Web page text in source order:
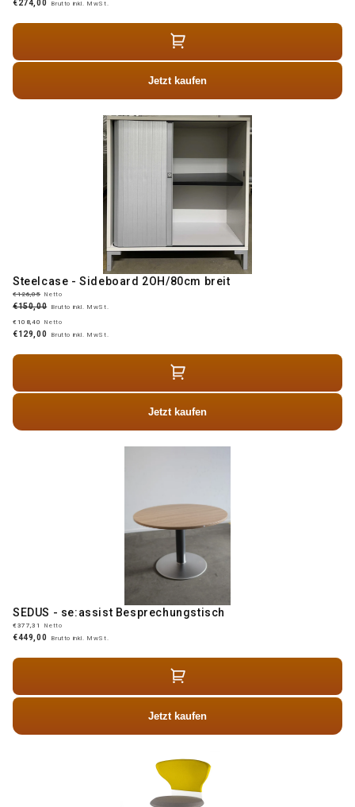
€274,00 Brutto inkl. MwSt.
Jetzt kaufen
Steelcase - Sideboard 2OH/80cm breit
€126,05 Netto
€150,00 Brutto inkl. MwSt.
€108,40
Netto
€129,00 Brutto inkl. MwSt.
Jetzt kaufen
SEDUS - se:assist Besprechungstisch
€377,31 Netto
€449,00 Brutto inkl. MwSt.
Jetzt kaufen